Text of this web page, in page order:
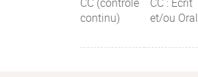
continu)
et/ou Oral